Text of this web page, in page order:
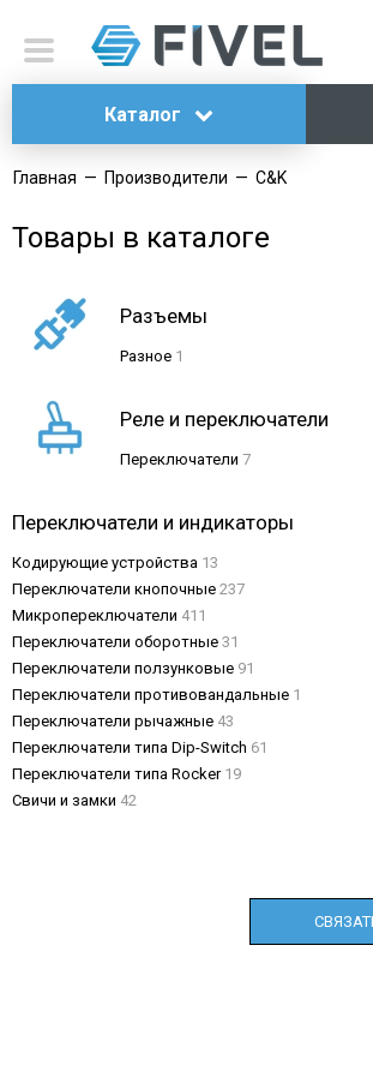
Каталог
Главная — Производители — C&K
Товары в каталоге
Разъемы
Разное 1
Реле и переключатели
Переключатели 7
Переключатели и индикаторы
Кодирующие устройства 13
Переключатели кнопочные 237
Микропереключатели 411
Переключатели оборотные 31
Переключатели ползунковые 91
Переключатели противовандальные 1
Переключатели рычажные 43
Переключатели типа Dip-Switch 61
Переключатели типа Rocker 19
Свичи и замки 42